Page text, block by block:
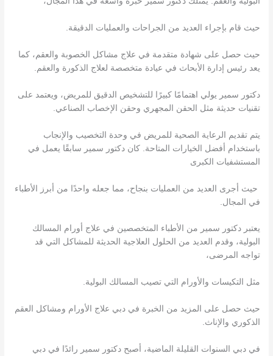
حيث قام بإجراء العديد من الجراحات والعمليات الدقيقة.
حيث حصل على شهادة متقدمة في علاج مشاكل الخصوبة والعقم، كما
يعد رئيس إدارة الأبحاث في عيادة متخصصة لعلاج الذكورة والعقم.
دكتور سمير يولي اهتمامًا كبيرًا للتشخيص الدقيق للمريض، ويعتمد على
تقنيات حديثة مثل الحقن المجهري وحقن الإخصاب الصناعي.
يتم تقديم الرعاية الصحية للمريض في وحدة التخصيب والإنجاب
باستخدام أفضل الخيارات المتاحة. كان دكتور سمير سابقًا يعمل في
المستشفيات الكبرى
حيث أجرى العديد من العمليات بنجاح، مما جعله واحدًا من أبرز الأطباء
في المجال.
يعتبر دكتور سمير من الأطباء المتخصصين في علاج أورام المسالك
البولية، وقدم العديد من الحلول العلاجية الحديثة للمشاكل التي قد
تواجه المرضى،
مثل التكيسات والأورام التي تصيب المسالك البولية.
حيث حصل على المزيد من الخبرة في دبي علاج الأورام ومشاكل العقم
الذكوري والإناث.
في دبي السنوات القليلة الماضية، أصبح دكتور سمير رائدًا في دبي